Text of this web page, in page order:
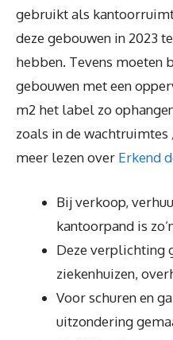
gebruikt als
deze gebouwen in 2023
hebben. Tevens moeten
gebouwen met een
m2 het label zo
zoals in de wachtruimtes
meer lezen over Erkend
Bij verkoop,
kantoorpand is
Deze verplichting
ziekenhuizen,
Voor schuren en
uitzondering